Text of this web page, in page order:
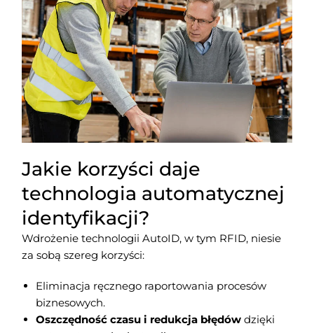
Jakie korzyści daje
technologia automatycznej
identyfikacji?
Wdrożenie technologii AutoID, w tym RFID, niesie
za sobą szereg korzyści:
Eliminacja ręcznego raportowania procesów
biznesowych.
Oszczędność czasu i redukcja błędówdzięki